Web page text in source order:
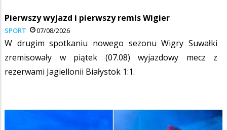
Pierwszy wyjazd i pierwszy remis Wigier
SPORT 07/08/2026
W drugim spotkaniu nowego sezonu Wigry Suwałki
zremisowały w piątek (07.08) wyjazdowy mecz z
rezerwami Jagiellonii Białystok 1:1.